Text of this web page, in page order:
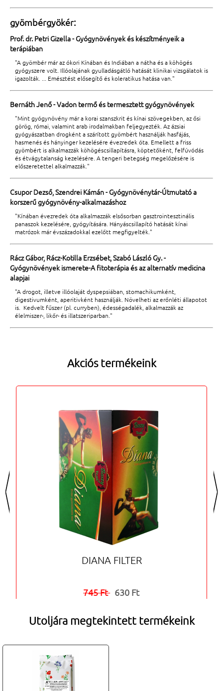
gyömbérgyökér:
Prof. dr. Petri Gizella - Gyógynövények és készítményeik a
terápiában
"A gyömbér már az ókori Kínában és Indiában a nátha és a köhögés
gyógyszere volt. Illóolajának gyulladásgátló hatását klinikai vizsgálatok is
igazolták. ... Emésztést elősegítő és koleratikus hatása van."
Bernáth Jenő - Vadon termő és termesztett gyógynövények
"Mint gyógynövény már a korai szanszkrit és kínai szövegekben, az ősi
görög, római, valamint arab irodalmakban feljegyezték. Az ázsiai
gyógyászatban drogként a szárított gyömbért használják hasfájás,
hasmenés és hányinger kezelésére évezredek óta. Emellett a friss
gyömbért is alkalmazzák köhögéscsillapításra, köptetőként, felfúvódás
és étvágytalanság kezelésére. A tengeri betegség megelőzésére is
előszeretettel alkalmazzák."
Csupor Dezső, Szendrei Kámán - Gyógynövénytár-Útmutató a
korszerű gyógynövény-alkalmazáshoz
"Kínában évezredek óta alkalmazzák elsősorban gasztrointesztinális
panaszok kezelésére, gyógyítására. Hányáscsillapító hatását kínai
matrózok már évszázadokkal ezelőtt megfigyelték."
Rácz Gábor, Rácz-Kotilla Erzsébet, Szabó László Gy. -
Gyógynövények ismerete-A fitoterápia és az alternatív medicina
alapjai
"A drogot, illetve illóolaját dyspepsiában, stomachikumként,
digestivumként, aperitivként használják. Növelheti az erőnléti állapotot
is. Kedvelt fűszer (pl. curryben), édességadalék, alkalmazzák az
élelmiszer-, likőr- és illatszeriparban."
Akciós termékeink
<
DIANA FILTER
745 Ft 630 Ft
>
Utoljára megtekintett termékeink